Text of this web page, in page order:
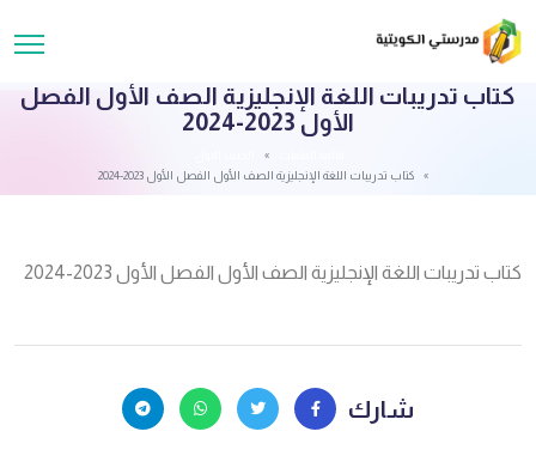
كتاب تدريبات اللغة الإنجليزية الصف الأول الفصل
الأول 2023-2024
كتاب تدريبات اللغة الإنجليزية الصف الأول الفصل الأول 2023-2024
كتاب تدريبات اللغة الإنجليزية الصف الأول الفصل الأول 2023-2024
شارك